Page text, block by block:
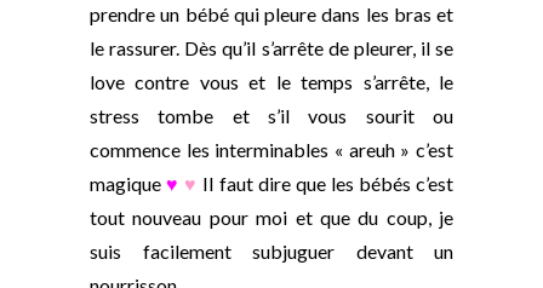
prendre un bébé qui pleure dans les bras et
le rassurer. Dès qu’il s’arrête de pleurer, il se
love contre vous et le temps s’arrête, le
stress tombe et s’il vous sourit ou
commence les interminables « areuh » c’est
magique♥ ♥ Il faut dire que les bébés c’est
tout nouveau pour moi et que du coup, je
suis facilement subjuguer devant un